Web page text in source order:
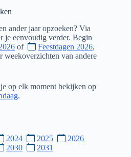
ander jaar opzoeken? Via
je eenvoudig verder. Begin
of Feestdagen 2026,
weekoverzichten van andere
op elk moment bekijken op
.
2024 2025
2026
2030 2031